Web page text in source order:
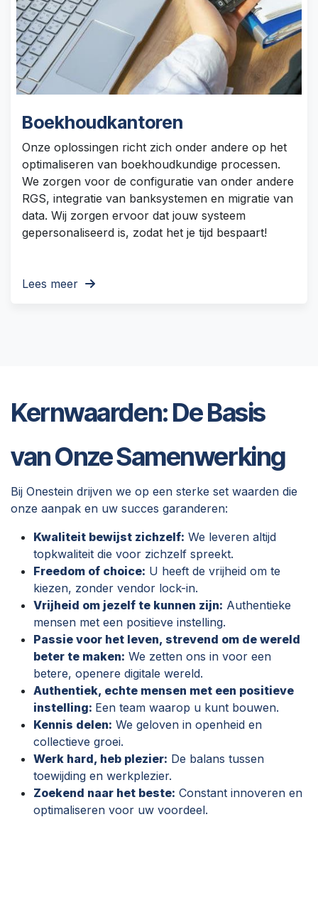
Boekhoudkantoren
Onze oplossingen richt zich onder andere op het
optimaliseren van boekhoudkundige processen.
We zorgen voor de configuratie van onder andere
RGS, integratie van banksystemen en migratie van
data. Wij zorgen ervoor dat jouw systeem
gepersonaliseerd is, zodat het je tijd bespaart!
Lees meer
Kernwaarden: De Basis
van Onze Samenwerking
Bij Onestein drijven we op een sterke set waarden die
onze aanpak en uw succes garanderen:
Kwaliteit bewijst zichzelf: We leveren altijd
topkwaliteit die voor zichzelf spreekt.
Freedom of choice: U heeft de vrijheid om te
kiezen, zonder vendor lock-in.
Vrijheid om jezelf te kunnen zijn: Authentieke
mensen met een positieve instelling.
Passie voor het leven, strevend om de wereld
beter te maken: We zetten ons in voor een
betere, openere digitale wereld.
Authentiek, echte mensen met een positieve
instelling: Een team waarop u kunt bouwen.
Kennis delen: We geloven in openheid en
collectieve groei.
Werk hard, heb plezier: De balans tussen
toewijding en werkplezier.
Zoekend naar het beste: Constant innoveren en
optimaliseren voor uw voordeel.